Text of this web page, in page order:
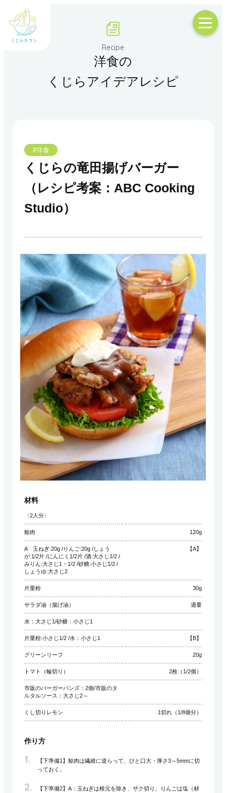
洋食の
くじらアイデアレシピ
#洋食
くじらの竜田揚げバーガー
（レシピ考案：ABC Cooking
Studio）
材料
〈2人分〉
鯨肉 120g
A 玉ねぎ:20g /りんご:20g /しょう
が:1/2片 /にんにく1/2片 /酒:大さじ1/2 /
みりん:大さじ1・1/2 /砂糖:小さじ1/2 /
しょうゆ:大さじ2
【A】
片栗粉 30g
サラダ油（揚げ油） 適量
水：大さじ1/砂糖：小さじ1
片栗粉:小さじ1/2 /水：小さじ1 【B】
グリーンリーフ 20g
トマト（輪切り） 2枚（1/2個）
市販のバーガーバンズ：2個/市販のタ
ルタルソース：大さじ2～
くし切りレモン 1切れ（1/8個分）
作り方
【下準備1】鯨肉は繊維に逆らって、ひと口大・厚さ3～5mmに切
っておく。
【下準備2】A：玉ねぎは根元を除き、ザク切り。りんごは塩（材